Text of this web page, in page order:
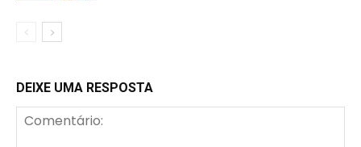
DEIXE UMA RESPOSTA